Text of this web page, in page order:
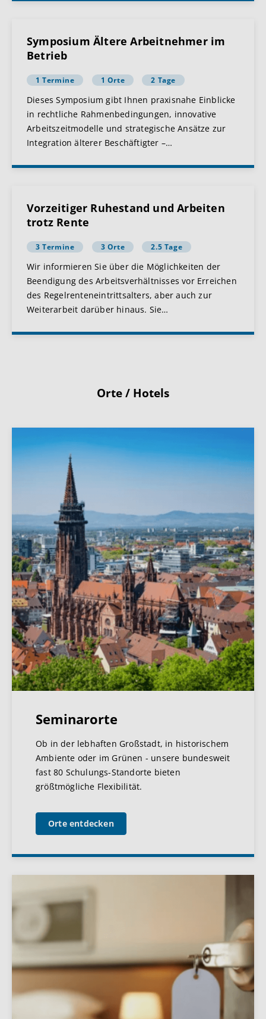
Symposium Ältere Arbeitnehmer im
Betrieb
1 Termine 1 Orte 2 Tage
Dieses Symposium gibt Ihnen praxisnahe Einblicke
in rechtliche Rahmenbedingungen, innovative
Arbeitszeitmodelle und strategische Ansätze zur
Integration älterer Beschäftigter –…
Vorzeitiger Ruhestand und Arbeiten
trotz Rente
3 Termine 3 Orte 2.5 Tage
Wir informieren Sie über die Möglichkeiten der
Beendigung des Arbeitsverhältnisses vor Erreichen
des Regelrenteneintrittsalters, aber auch zur
Weiterarbeit darüber hinaus. Sie…
Orte / Hotels
Seminarorte
Ob in der lebhaften Großstadt, in historischem
Ambiente oder im Grünen - unsere bundesweit
fast 80 Schulungs-Standorte bieten
größtmögliche Flexibilität.
Orte entdecken